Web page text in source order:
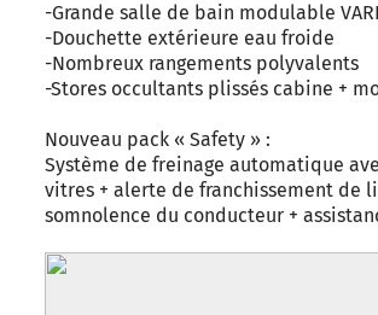
-Grande salle de bain modulable
-Douchette extérieure eau froide
-Nombreux rangements polyvalents
-Stores occultants plissés cabine +
Nouveau pack « Safety » :
Système de freinage automatique
vitres + alerte de franchissement de
somnolence du conducteur +